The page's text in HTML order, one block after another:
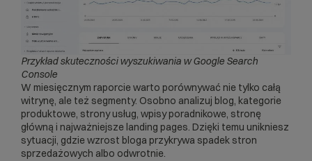
Przykład skuteczności wyszukiwania w Google Search
Console
W miesięcznym raporcie warto porównywać nie tylko całą
witrynę, ale też segmenty. Osobno analizuj blog, kategorie
produktowe, strony usług, wpisy poradnikowe, stronę
główną i najważniejsze landing pages. Dzięki temu unikniesz
sytuacji, gdzie wzrost bloga przykrywa spadek stron
sprzedażowych albo odwrotnie.